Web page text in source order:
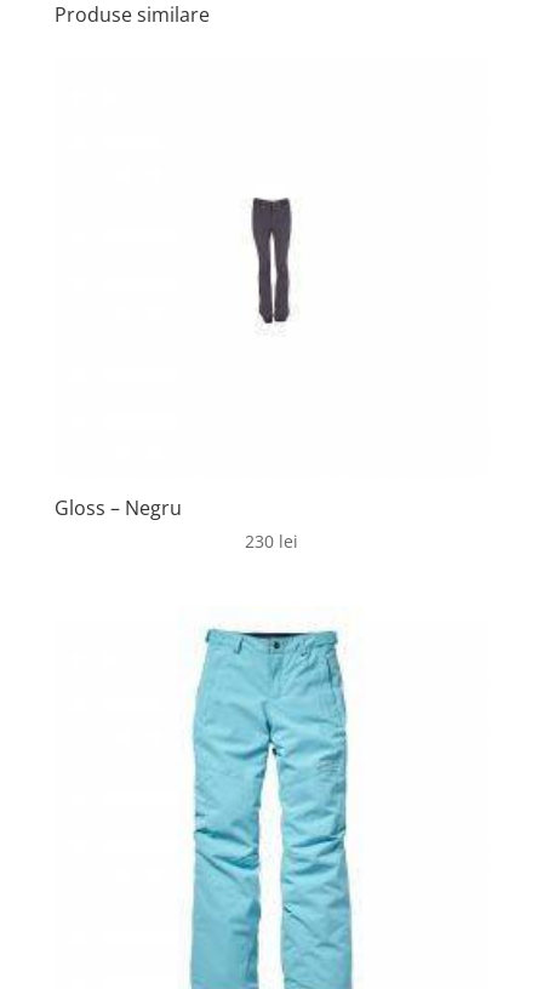
Produse similare
Gloss – Negru
230 lei